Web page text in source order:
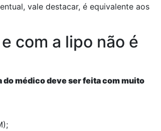
vale destacar, é equivalente aos
com a lipo não é
do médico deve ser feita com muito